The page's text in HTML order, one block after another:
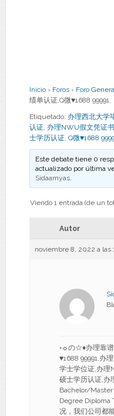
Inicio › Foros › Foro
绩单认证,Q微♥1688 99991,
Etiquetado: 办理西北大学
认证, 办理NWU假文凭证书
士学历认证, Q微♥1688
Este debate tiene 0
actualizado por última
Sidaamyas.
Viendo 1 entrada (de un
Autor
noviembre 8, 2022 a las
◦☼の☆♦办理靠
♥1688 99991,办
学士学位证,办理
硕士学历认证,办
Bachelor/
Degree Diploma
况，我们公司都